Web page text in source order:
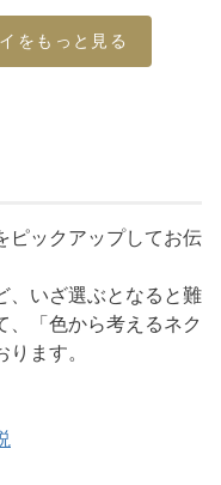
をもっと見る
ピックアップしてお伝
、いざ選ぶとなると難
「色から考えるネク
ます。